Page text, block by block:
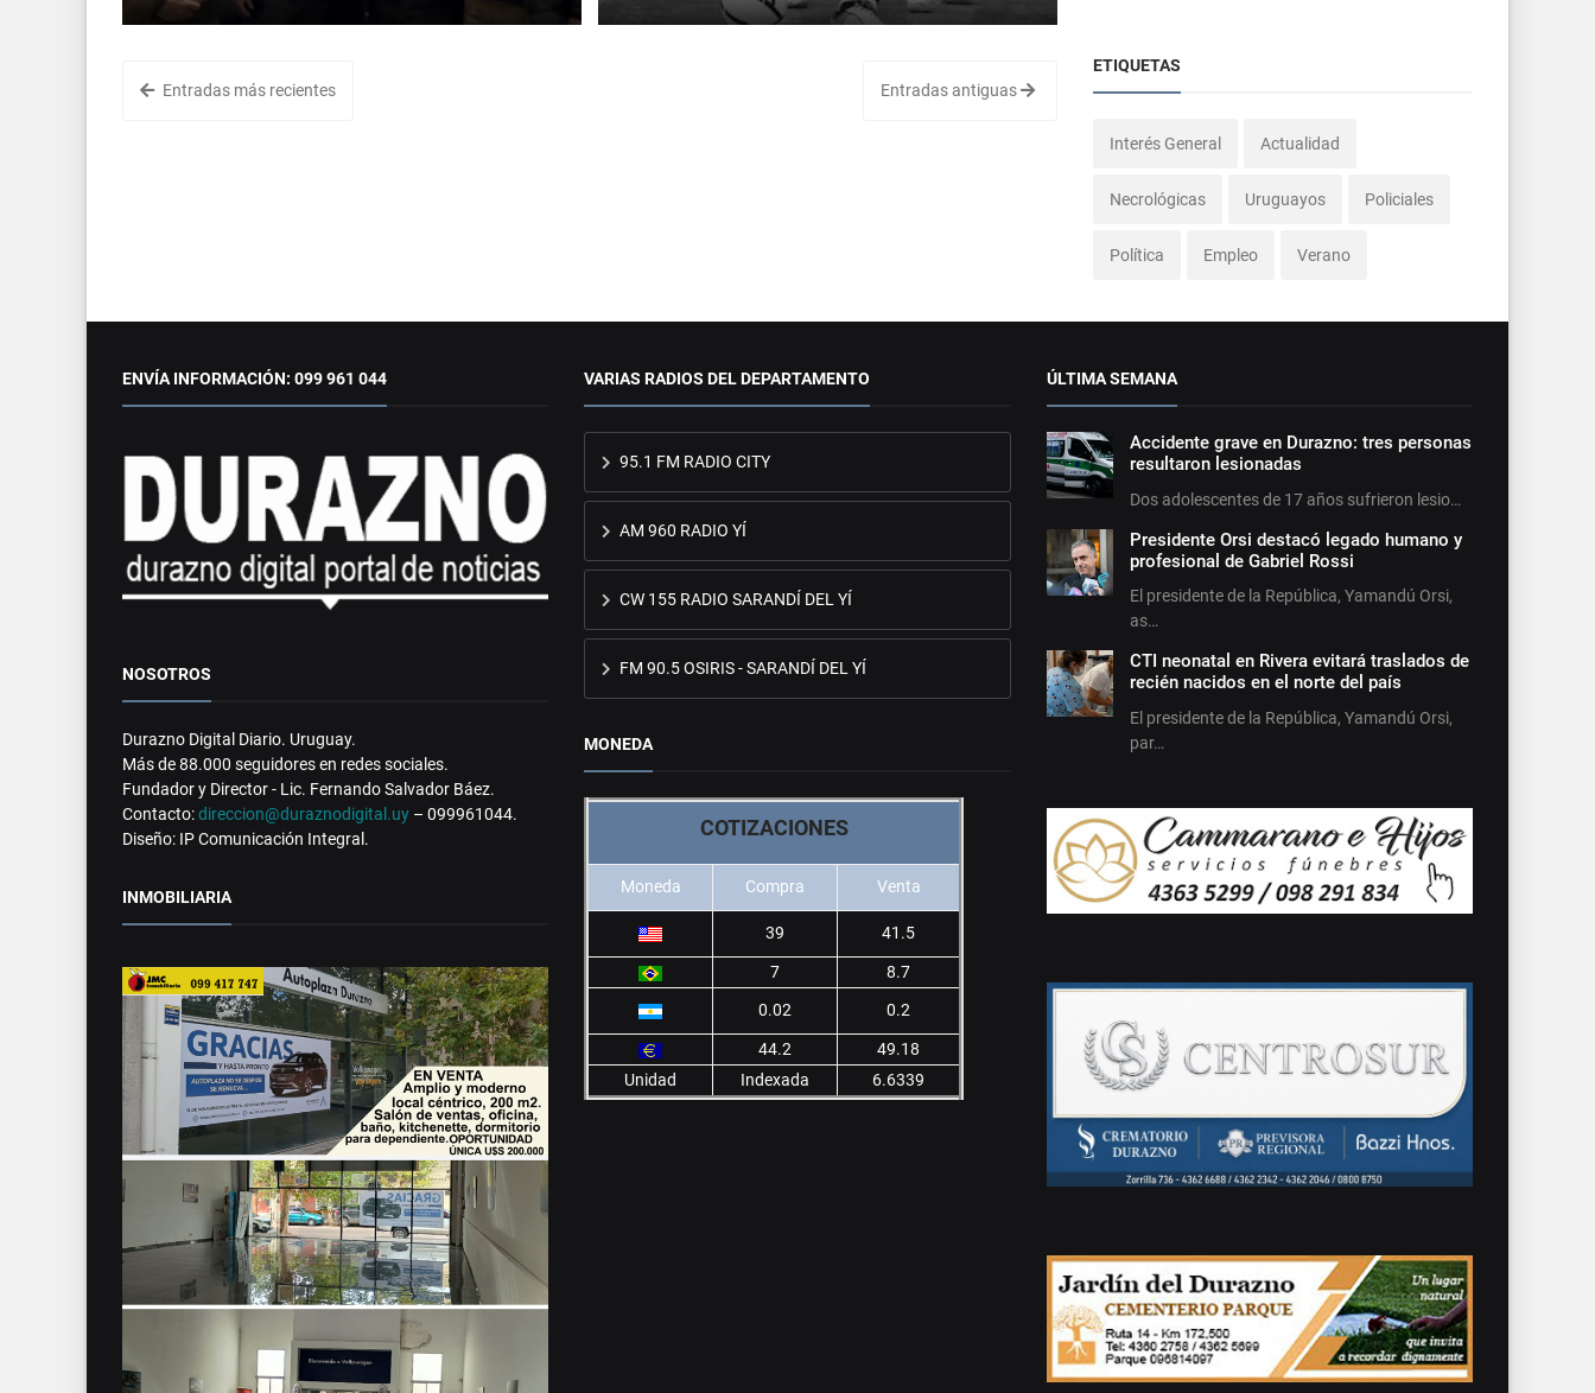
Entradas más recientes Entradas antiguas
ETIQUETAS
Interés General Actualidad
Necrológicas Uruguayos Policiales
Política Empleo Verano
ENVÍA INFORMACIÓN: 099 961 044
NOSOTROS
Durazno Digital Diario. Uruguay.
Más de 88.000 seguidores en redes sociales.
Fundador y Director - Lic. Fernando Salvador Báez.
Contacto:direccion@duraznodigital.uy – 099961044.
Diseño: IP Comunicación Integral.
INMOBILIARIA
VARIAS RADIOS DEL DEPARTAMENTO
95.1 FM RADIO CITY
AM 960 RADIO YÍ
CW 155 RADIO SARANDÍ DEL YÍ
FM 90.5 OSIRIS - SARANDÍ DEL YÍ
MONEDA
COTIZACIONES
Moneda Compra Venta
39 41.5
7
8.7
0.02
0.2
44.2
49.18
Unidad
Indexada 6.6339
ÚLTIMA SEMANA
Accidente grave en Durazno: tres personas
resultaron lesionadas
Dos adolescentes de 17 años sufrieron lesio…
Presidente Orsi destacó legado humano y
profesional de Gabriel Rossi
El presidente de la República, Yamandú Orsi,
as…
CTI neonatal en Rivera evitará traslados de
recién nacidos en el norte del país
El presidente de la República, Yamandú Orsi,
par…